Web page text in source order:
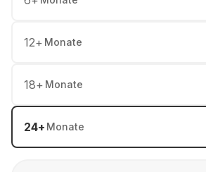
12+ Monate
18+ Monate
24+ Monate